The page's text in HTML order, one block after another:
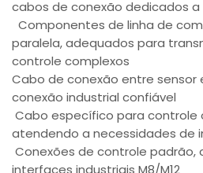
cabos de conexão dedicados a
Componentes de linha de
paralela, adequados para
controle complexos
Cabo de conexão entre sensor
conexão industrial confiável
Cabo específico para controle
atendendo a necessidades de
Conexões de controle padrão,